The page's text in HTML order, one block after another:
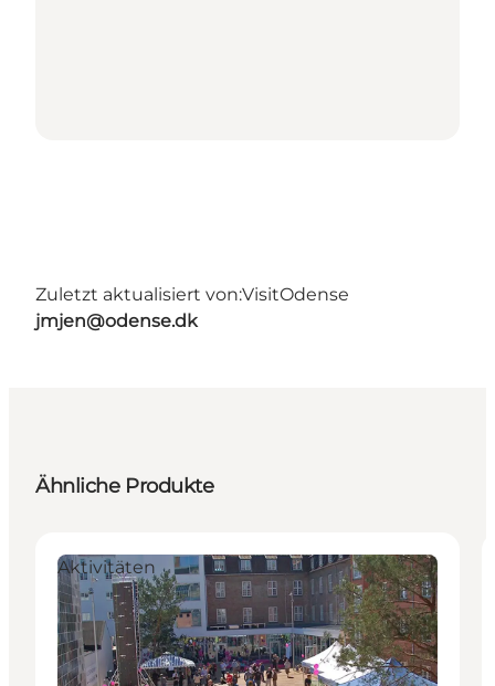
Zuletzt aktualisiert von:VisitOdense
jmjen@odense.dk
Ähnliche Produkte
Aktivitäten